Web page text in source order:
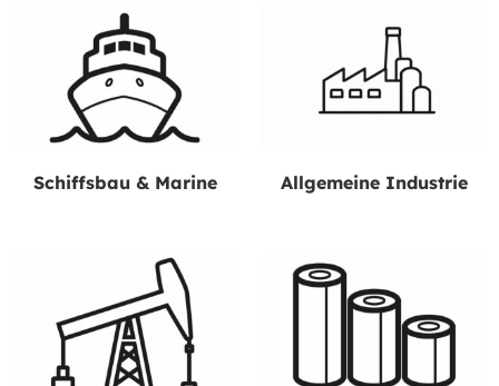
Schiffsbau & Marine Allgemeine Industrie